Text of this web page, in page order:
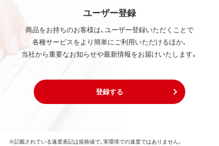
ユーザー登録
商品をお持ちのお客様は、ユーザー登録いただくことで
各種サービスをより簡単にご利用いただけるほか、
当社から重要なお知らせや最新情報をお届けいたします。
登録する
※記載されている速度表記は規格値で、実環境での速度ではありません。